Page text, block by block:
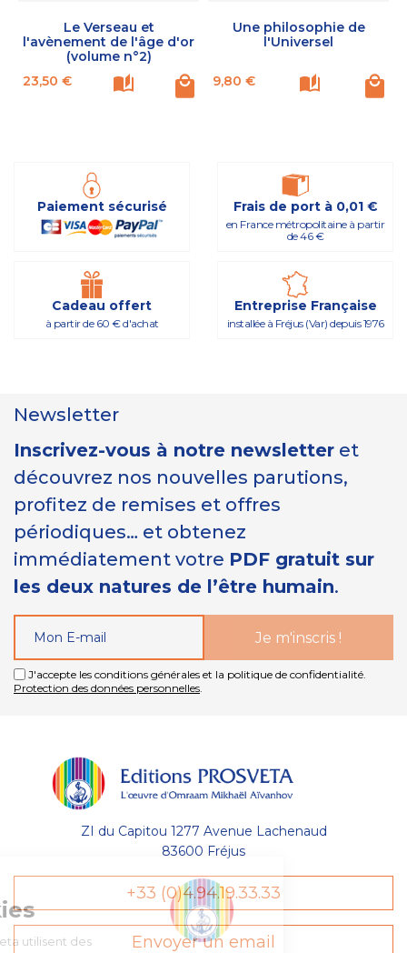
des Cookies
Les Éditions Prosveta utilisent des
Le Verseau et
l'avènement de l'âge d'or
(volume n°2)
Prix
23,50 €
Une philosophie de
l'Universel
Prix
9,80 €
Paiement sécurisé Frais de port à 0,01 €
en France métropolitaine à partir
de 46 €
Cadeau offert
à partir de 60 € d'achat
Entreprise Française
installée à Fréjus (Var) depuis 1976
Newsletter
Inscrivez-vous à notre newsletter et
découvrez nos nouvelles parutions,
profitez de remises et offres
périodiques… et obtenez
immédiatement votre PDF gratuit sur
les deux natures de l’être humain.
J'accepte les conditions générales et la politique de confidentialité.
Protection des données personnelles.
ZI du Capitou 1277 Avenue Lachenaud
83600 Fréjus
+33 (0)4.94.19.33.33
Envoyer un email